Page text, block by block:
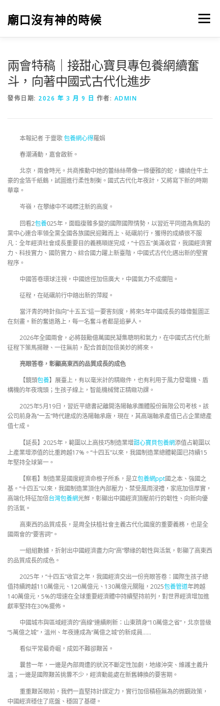
廟口沒有神的時候 選單
兩會特稿｜接甜心寶貝專包養網續奮
斗，向著中國式古代化進步
發佈日期: 2026 年 3 月 9 日 作者: ADMIN
本報記者 于靈歌包養網心得羅娟
春潮涌動，嘉會啟新。
北京，兩會時光。共商推動中她的蕾絲絲帶像一條優雅的蛇，纏繞住牛土
豪的金箔千紙鶴，試圖進行柔性制衡。國式古代化年夜計，又將寫下新的時期
華章。
岑嶺，在攀緣中不竭標注新的高度。
回看2包養025年，面臨復雜多變的國際國際情勢，以習近平同道為焦點的
黨中心連合率領全黨全國各族國民迎難而上、砥礪前行，獲得的成績很不服
凡：全年經濟社會成長重要目的義務順遂完成，“十四五”美滿收官，我國經濟實
力、科技實力、國防實力、綜合國力躍上新臺階，中國式古代化邁出新的堅實
程序。
中國答卷環球注視，中國途徑加倍廣大，中國氣力不成攔阻。
征程，在砥礪前行中踏出新的萍蹤。
當汗青的時針指向“十五五”這一要害刻度，將來5年中國成長的雄偉藍圖正
在刻畫。新的奮退路上，每一名奮斗者都是追夢人。
2026年全國兩會，必將鼓勵億萬國民凝集聰明和氣力，在中國式古代化新
征程下策馬揚鞭、一往無前，配合首創加倍美妙的將來。
亮眼答卷，彰顯高東西的品質成長的成色
【鏡頭包養】展臺上，有以毫米計的精緻件，也有利用于風力發電機、盾
構機的年夜塊頭；生孩子線上，智能機械臂正精緻功課。
2025年5月19日，習近平總書記離開洛陽軸承團體股份無限公司考核。該
公司前身為“一五”時代建成的洛陽軸承廠，現在，其高端軸承產值已占企業總產
值七成。
【延長】2025年，範圍以上高技巧制造業增甜心寶貝包養網添值占範圍以
上產業增添值的比重跨越17%。“十四五”以來，我國制造業總體範圍已持續15
年堅持全球第一。
【察看】制造業是國度經濟命根子所系，是立包養網ppt國之本、強國之
基。“十四五”以來，我國制造業頂住內部壓力、禁受風雨浸禮，家底加倍厚實，
高端化特征加倍台灣包養網光鮮，彰顯出中國經濟頂壓前行的韌性、向新向優
的活氣。
高東西的品質成長，是周全扶植社會主義古代化國度的重要義務，也是全
國兩會的“要害詞”。
一組組數據，折射出中國經濟盡力向“高”攀緣的韌性與活氣，彰顯了高東西
的品質成長的成色。
2025年，“十四五”收官之年，我國經濟交出一份亮眼答卷：國際生孩子總
值持續跨越110萬億元、120萬億元、130萬億元關隘，2025包養管道年跨越
140萬億元，5%的增速在全球重要經濟體中持續堅持前列，對世界經濟增加進
獻率堅持在30%擺佈。
中國城市與區域經濟的“高線”連續刷新：山東躋身“10萬億之省”，北京晉級
“5萬億之城”，溫州、年夜連成為“萬億之城”的新成員……
看似平常最奇崛，成如不難卻艱苦。
曩昔一年，一邊是內部周遭的狀況不斷定性加劇，地緣沖突、維護主義升
溫；一邊是國際艱苦挑釁不少，經濟動能處在新舊轉換的要害期。
重重艱苦眼前，我們一直堅持計謀定力，實行加倍積極無為的微觀政策，
中國經濟穩住了底盤、穩固了基礎。